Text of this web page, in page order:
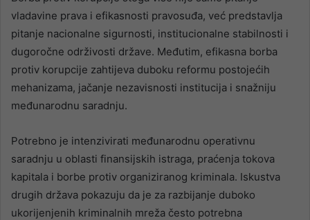
vladavine prava i efikasnosti pravosuđa, već predstavlja
pitanje nacionalne sigurnosti, institucionalne stabilnosti i
dugoročne održivosti države. Međutim, efikasna borba
protiv korupcije zahtijeva duboku reformu postojećih
mehanizama, jačanje nezavisnosti institucija i snažniju
međunarodnu saradnju.
Potrebno je intenzivirati međunarodnu operativnu
saradnju u oblasti finansijskih istraga, praćenja tokova
kapitala i borbe protiv organiziranog kriminala. Iskustva
drugih država pokazuju da je za razbijanje duboko
ukorijenjenih kriminalnih mreža često potrebna